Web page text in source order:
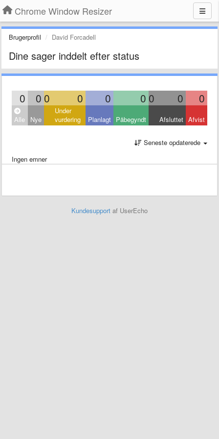
Chrome Window Resizer
Brugerprofil David Forcadell
Dine sager inddelt efter status
0 0 0 0 0 0 0 0 0
Alle Nye
Under
vurdering
Planlagt Påbegyndt Afsluttet Afvist
Seneste opdaterede
Ingen emner
Kundesupport af UserEcho